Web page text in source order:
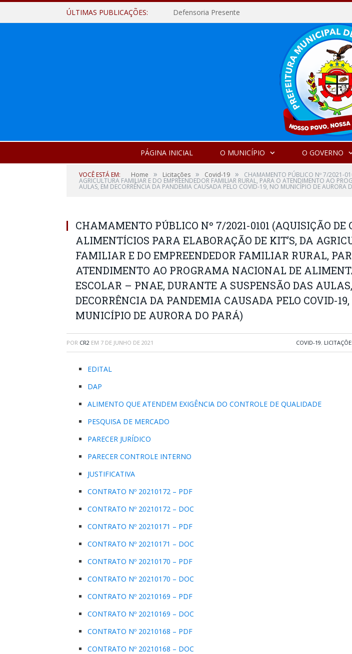
ÚLTIMAS PUBLICAÇÕES: Defensoria Presente
PÁGINA INICIAL O MUNICÍPIO O GOVERNO
VOCÊ ESTÁ EM: Home » Licitações » Covid-19 » CHAMAMENTO PÚBLICO Nº 7/2021-
AGRICULTURA FAMILIAR E DO EMPREENDEDOR FAMILIAR RURAL, PARA O ATENDIMENTO AO
AULAS, EM DECORRÊNCIA DA PANDEMIA CAUSADA PELO COVID-19, NO MUNICÍPIO DE AURORA
CHAMAMENTO PÚBLICO Nº 7/2021-0101 (AQUISIÇÃO DE
ALIMENTÍCIOS PARA ELABORAÇÃO DE KIT’S, DA
FAMILIAR E DO EMPREENDEDOR FAMILIAR RURAL,
ATENDIMENTO AO PROGRAMA NACIONAL DE
ESCOLAR – PNAE, DURANTE A SUSPENSÃO DAS
DECORRÊNCIA DA PANDEMIA CAUSADA PELO COVID-19,
MUNICÍPIO DE AURORA DO PARÁ)
POR CR2 EM 7 DE JUNHO DE 2021 COVID-19,
EDITAL
DAP
ALIMENTO QUE ATENDEM EXIGÊNCIA DO CONTROLE DE QUALIDADE
PESQUISA DE MERCADO
PARECER JURÍDICO
PARECER CONTROLE INTERNO
JUSTIFICATIVA
CONTRATO Nº 20210172 – PDF
CONTRATO Nº 20210172 – DOC
CONTRATO Nº 20210171 – PDF
CONTRATO Nº 20210171 – DOC
CONTRATO Nº 20210170 – PDF
CONTRATO Nº 20210170 – DOC
CONTRATO Nº 20210169 – PDF
CONTRATO Nº 20210169 – DOC
CONTRATO Nº 20210168 – PDF
CONTRATO Nº 20210168 – DOC